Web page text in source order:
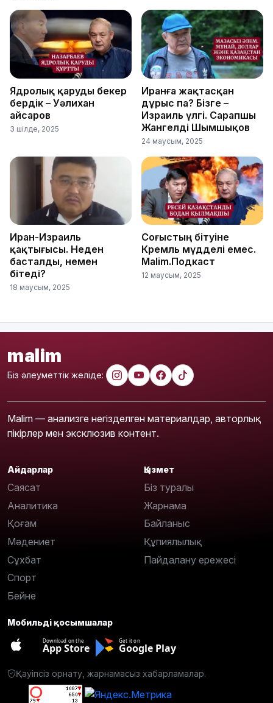
Ядролық қаруды бекер
бердік – Уәлихан
Қайсаров
3 шілде, 2025
Иранға жақтасқан
дұрыс па? Бізге –
Израиль үлгі. Сарапшы
Жангелді Шымшықов
24 маусым, 2025
Иран-Израиль
қақтығысы. Неден
басталды, немен
бітеді?
18 маусым, 2025
Соғыстың бітуіне
Кремль мүдделі емес.
Malim.Подкаст
12 маусым, 2025
malim
Біз әлеуметтік желіде:
Malim — анализге негізделген материалдар, авторлық
пікірлер мен эксклюзив контент.
Айдарлар
Саясат
Аналитика
Қоғам
Мәдениет
Сұхбат
Спорт
Бейне
Қызмет
Біз туралы
Жарнама
Байланыс
Құпиялылық
Пайдалану ережесі
Мобильді қосымшалар
Download on the
App Store
Get it on
Google Play
Қауіпсіз орнату, жарнамасыз хабарламалар.